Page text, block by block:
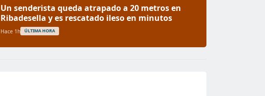
Un senderista queda atrapado a 20 metros en
Ribadesella y es rescatado ileso en minutos
Hace 1h ÚLTIMA HORA